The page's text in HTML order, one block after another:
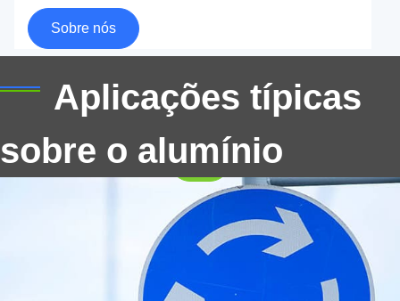
Sobre nós
Aplicações típicas
sobre o alumínio
suas propriedades materiais, Métodos de produção, e
papel nos aplicativos de assinatura de tráfego.
Projetado para fabricantes, Profissionais de compras,
informações autorizadas fundamentadas nos padrões
da indústria e experiência prática.
1000 Tira de alumínio de poliéster série
para carta de canal
Premium 1000 tira de alumínio de poliéster série para